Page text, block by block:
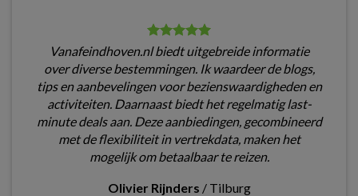
Vanafeindhoven.nl biedt uitgebreide informatie
over diverse bestemmingen. Ik waardeer de blogs,
tips en aanbevelingen voor bezienswaardigheden en
activiteiten. Daarnaast biedt het regelmatig last-
minute deals aan. Deze aanbiedingen, gecombineerd
met de flexibiliteit in vertrekdata, maken het
mogelijk om betaalbaar te reizen.
Olivier Rijnders / Tilburg